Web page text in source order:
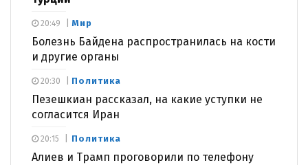
Мир
Болезнь Байдена распространилась на кости
и другие органы
20:49
Политика
Пезешкиан рассказал, на какие уступки не
согласится Иран
20:30
Политика
Алиев и Трамп проговорили по телефону
20:15